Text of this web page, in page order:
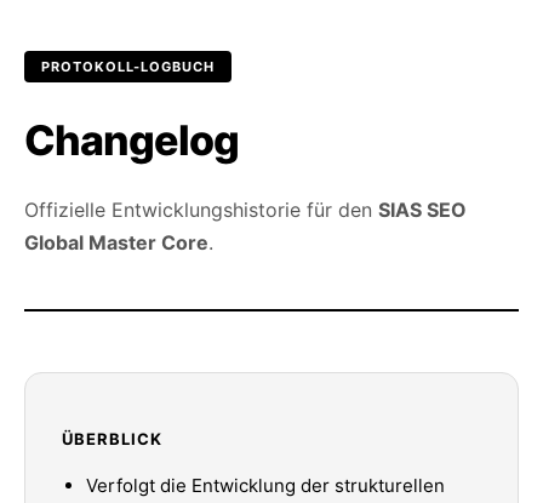
PROTOKOLL-LOGBUCH
Changelog
Offizielle Entwicklungshistorie für den SIAS SEO
Global Master Core.
ÜBERBLICK
Verfolgt die Entwicklung der strukturellen